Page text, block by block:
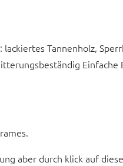
Tannenholz,
aber durch klick auf